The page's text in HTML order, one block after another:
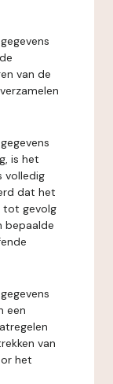
van de
is het
volledig
dat het
tot gevolg
bepaalde
een
van
het